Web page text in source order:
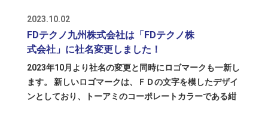
2023.10.02
FDテクノ九州株式会社は「FDテクノ株
式会社」に社名変更しました！
2023年10月より社名の変更と同時にロゴマークも一新し
ます。 新しいロゴマークは、ＦＤの文字を模したデザイ
ンとしており、トーアミのコーポレートカラーである紺